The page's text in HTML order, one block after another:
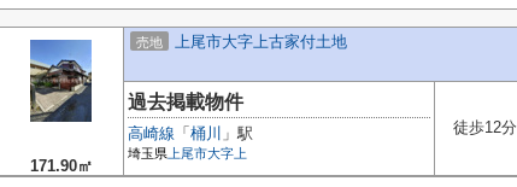
171.90㎡
売地 上尾市大字上古家付土地
過去掲載物件
高崎線 「 桶川 」駅
埼玉県 上尾市大字上
徒歩12分